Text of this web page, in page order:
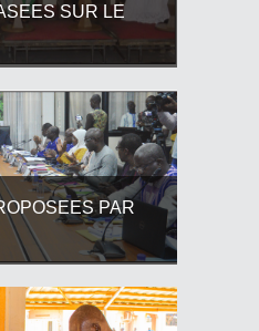
SUR LE
PAR